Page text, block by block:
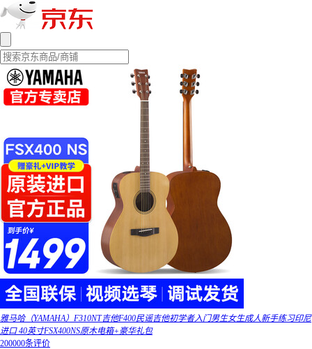
雅马哈（YAMAHA）F310NT吉他F400民谣吉他初学者入门男生女生成人新手练习印尼
进口 40英寸FSX400NS原木电箱+豪华礼包
200000条评价